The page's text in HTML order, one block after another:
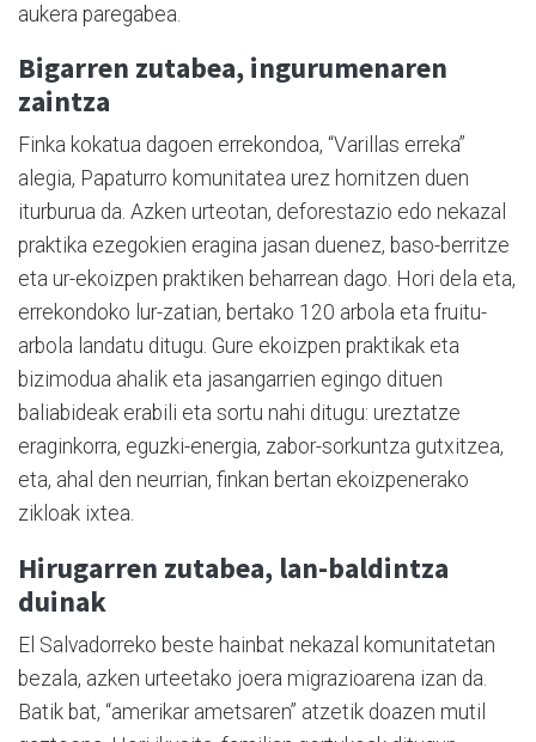
aukera paregabea.
Bigarren zutabea, ingurumenaren
zaintza
Finka kokatua dagoen errekondoa, “Varillas erreka”
alegia, Papaturro komunitatea urez hornitzen duen
iturburua da. Azken urteotan, deforestazio edo nekazal
praktika ezegokien eragina jasan duenez, baso-berritze
eta ur-ekoizpen praktiken beharrean dago. Hori dela eta,
errekondoko lur-zatian, bertako 120 arbola eta fruitu-
arbola landatu ditugu. Gure ekoizpen praktikak eta
bizimodua ahalik eta jasangarrien egingo dituen
baliabideak erabili eta sortu nahi ditugu: ureztatze
eraginkorra, eguzki-energia, zabor-sorkuntza gutxitzea,
eta, ahal den neurrian, finkan bertan ekoizpenerako
zikloak ixtea.
Hirugarren zutabea, lan-baldintza
duinak
El Salvadorreko beste hainbat nekazal komunitatetan
bezala, azken urteetako joera migrazioarena izan da.
Batik bat, “amerikar ametsaren” atzetik doazen mutil